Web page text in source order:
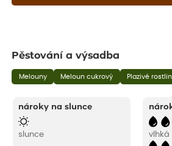
Pěstování a výsadba
Melouny Meloun cukrový Plazivé
nároky na slunce
slunce vlhká